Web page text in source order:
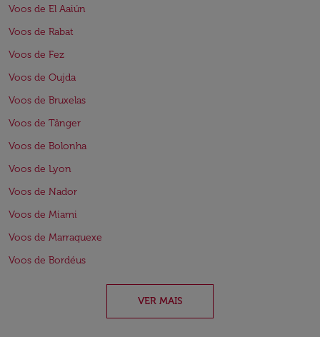
Voos de El Aaiún
Voos de Rabat
Voos de Fez
Voos de Oujda
Voos de Bruxelas
Voos de Tânger
Voos de Bolonha
Voos de Lyon
Voos de Nador
Voos de Miami
Voos de Marraquexe
Voos de Bordéus
VER MAIS